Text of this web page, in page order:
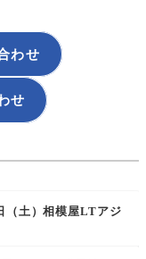
わせ
せ
（土）相模屋LTアジ